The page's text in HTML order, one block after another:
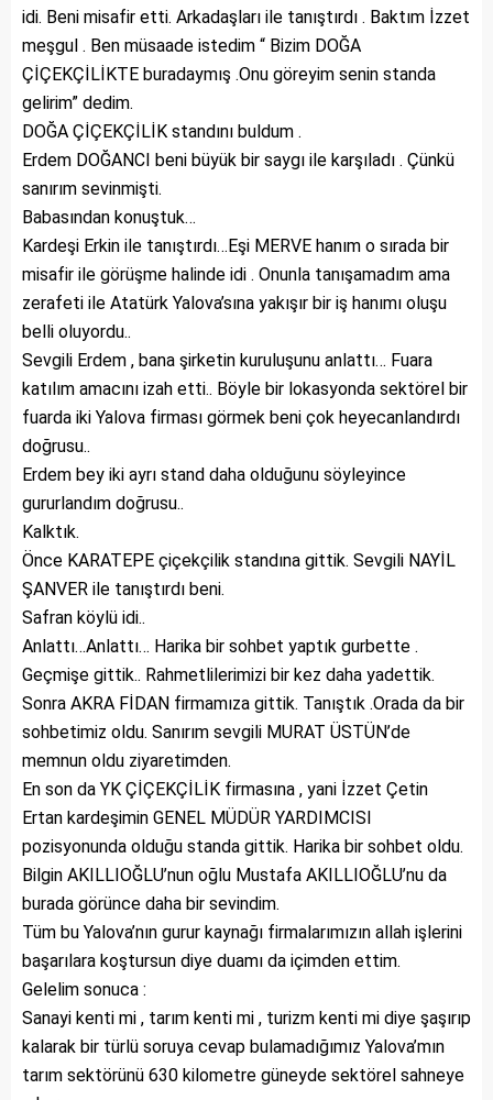
idi. Beni misafir etti. Arkadaşları ile tanıştırdı . Baktım İzzet
meşgul . Ben müsaade istedim “ Bizim DOĞA
ÇİÇEKÇİLİKTE buradaymış .Onu göreyim senin standa
gelirim” dedim.
DOĞA ÇİÇEKÇİLİK standını buldum .
Erdem DOĞANCI beni büyük bir saygı ile karşıladı . Çünkü
sanırım sevinmişti.
Babasından konuştuk…
Kardeşi Erkin ile tanıştırdı…Eşi MERVE hanım o sırada bir
misafir ile görüşme halinde idi . Onunla tanışamadım ama
zerafeti ile Atatürk Yalova’sına yakışır bir iş hanımı oluşu
belli oluyordu..
Sevgili Erdem , bana şirketin kuruluşunu anlattı… Fuara
katılım amacını izah etti.. Böyle bir lokasyonda sektörel bir
fuarda iki Yalova firması görmek beni çok heyecanlandırdı
doğrusu..
Erdem bey iki ayrı stand daha olduğunu söyleyince
gururlandım doğrusu..
Kalktık.
Önce KARATEPE çiçekçilik standına gittik. Sevgili NAYİL
ŞANVER ile tanıştırdı beni.
Safran köylü idi..
Anlattı…Anlattı… Harika bir sohbet yaptık gurbette .
Geçmişe gittik.. Rahmetlilerimizi bir kez daha yadettik.
Sonra AKRA FİDAN firmamıza gittik. Tanıştık .Orada da bir
sohbetimiz oldu. Sanırım sevgili MURAT ÜSTÜN’de
memnun oldu ziyaretimden.
En son da YK ÇİÇEKÇİLİK firmasına , yani İzzet Çetin
Ertan kardeşimin GENEL MÜDÜR YARDIMCISI
pozisyonunda olduğu standa gittik. Harika bir sohbet oldu.
Bilgin AKILLIOĞLU’nun oğlu Mustafa AKILLIOĞLU’nu da
burada görünce daha bir sevindim.
Tüm bu Yalova’nın gurur kaynağı firmalarımızın allah işlerini
başarılara koştursun diye duamı da içimden ettim.
Gelelim sonuca :
Sanayi kenti mi , tarım kenti mi , turizm kenti mi diye şaşırıp
kalarak bir türlü soruya cevap bulamadığımız Yalova’mın
tarım sektörünü 630 kilometre güneyde sektörel sahneye